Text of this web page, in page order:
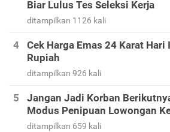
Biar Lulus Tes Seleksi Kerja
ditampilkan 1126 kali
Cek Harga Emas 24 Karat Hari
Rupiah
ditampilkan 926 kali
Jangan Jadi Korban
Modus Penipuan Lowongan
ditampilkan 659 kali